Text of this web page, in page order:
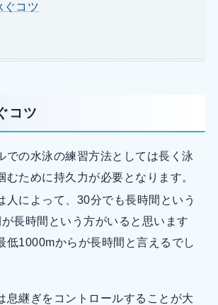
ぐコツ
コツ
での水泳の練習方法としては長く泳
むために持久力が必要となります。
人によって、30分でも長時間という
長時間という方がいると思います
低1000mからが長時間と言えるでし
息継ぎをコントロールすることが大